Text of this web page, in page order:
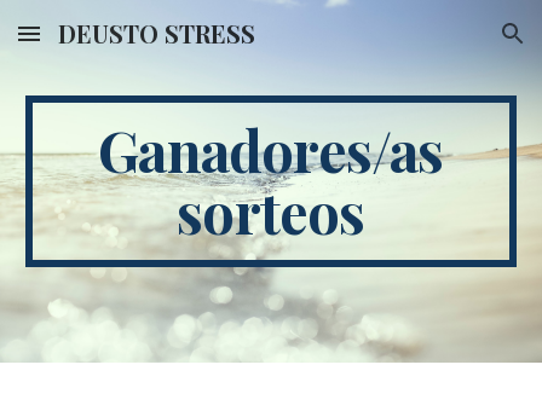
Skip to main content Skip to navigation
DEUSTO STRESS
Ganadores/as
sorteos